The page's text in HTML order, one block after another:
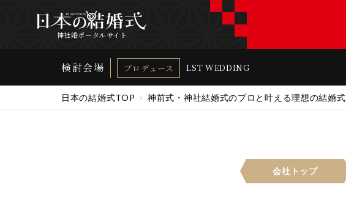
神社婚ポータルサイト
検討会場 プロデュース LST WEDDING
日本の結婚式TOP 神前式・神社結婚式のプロと叶える理想の結婚式
会社トップ